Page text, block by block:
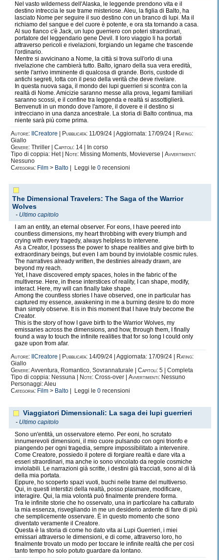
Nel vasto wilderness dell'Alaska, le leggende prendono vita e il
destino intreccia le sue trame misteriose. Aleu, la figlia di Balto, ha
lasciato Nome per seguire il suo destino con un branco di lupi. Ma il
richiamo del sangue e del cuore è potente, e ora sta tornando a casa.
Al suo fianco c'è Jack, un lupo guerriero con poteri straordinari,
portatore del leggendario gene Devil. Il loro viaggio li ha portati
attraverso pericoli e rivelazioni, forgiando un legame che trascende
l'ordinario.
Mentre si avvicinano a Nome, la città si trova sull'orlo di una
rivelazione che cambierà tutto. Balto, ignaro della sua vera eredità,
sente l'arrivo imminente di qualcosa di grande. Boris, custode di
antichi segreti, lotta con il peso della verità che deve rivelare.
In questa nuova saga, il mondo dei lupi guerrieri si scontra con la
realtà di Nome. Amicizie saranno messe alla prova, legami familiari
saranno scossi, e il confine tra leggenda e realtà si assottiglierà.
Benvenuti in un mondo dove l'amore, il dovere e il destino si
intrecciano in una danza ancestrale. La storia di Balto continua, ma
niente sarà più come prima.
Autore:
IlCreatore Pubblicata: 11/09/24 | Aggiornata: 17/09/24 |
Rating:
Giallo
Genere: Thriller | Capitoli: 14 | In corso
Tipo di coppia: Het |
Note: Missing Moments, Movieverse | Avvertimenti:
Nessuno
Categoria: Film > Balto | Leggi le 0 recensioni
The Dimensional Travelers: The Saga of the Warrior
Wolves
- Ultimo capitolo
I am an entity, an eternal observer. For eons, I have peered into
countless dimensions, my heart throbbing with every triumph and
crying with every tragedy, always helpless to intervene.
As a Creator, I possess the power to shape realities and give birth to
extraordinary beings, but even I am bound by inviolable cosmic rules.
The narratives already written, the destinies already drawn, are
beyond my reach.
Yet, I have discovered empty spaces, holes in the fabric of the
multiverse. Here, in these interstices of reality, I can shape, modify,
interact. Here, my will can finally take shape.
Among the countless stories I have observed, one in particular has
captured my essence, awakening in me a burning desire to do more
than simply observe. It is in this moment that I have truly become the
Creator.
This is the story of how I gave birth to the Warrior Wolves, my
emissaries across the dimensions, and how, through them, I finally
found a way to touch the infinite realities that for so long I could only
gaze upon from afar.
Autore:
IlCreatore Pubblicata: 14/09/24 | Aggiornata: 17/09/24 |
Rating:
Giallo
Genere:Avventura, Romantico, Sovrannaturale | Capitoli: 5 | Completa
Tipo di coppia: Nessuna |
Note: Cross-over | Avvertimenti: Nessuno
Personaggi: Aleu
Categoria: Film > Balto | Leggi le 0 recensioni
Viaggiatori Dimensionali: La saga dei lupi guerrieri
- Ultimo capitolo
Sono un'entità, un osservatore eterno. Per eoni, ho scrutato
innumerevoli dimensioni, il mio cuore pulsando con ogni trionfo e
piangendo per ogni tragedia, sempre impossibilitato a intervenire.
Come Creatore, possiedo il potere di forgiare realtà e dare vita a
esseri straordinari, ma anche io sono vincolato da regole cosmiche
inviolabili. Le narrazioni già scritte, i destini già tracciati, sono al di là
della mia portata.
Eppure, ho scoperto spazi vuoti, buchi nelle trame del multiverso.
Qui, in questi interstizi della realtà, posso plasmare, modificare,
interagire. Qui, la mia volontà può finalmente prendere forma.
Tra le infinite storie che ho osservato, una in particolare ha catturato
la mia essenza, risvegliando in me un desiderio ardente di fare di più
che semplicemente osservare. È in questo momento che sono
diventato veramente il Creatore.
Questa è la storia di come ho dato vita ai Lupi Guerrieri, i miei
emissari attraverso le dimensioni, e di come, attraverso loro, ho
finalmente trovato un modo per toccare le infinite realtà che per così
tanto tempo ho solo potuto guardare da lontano.